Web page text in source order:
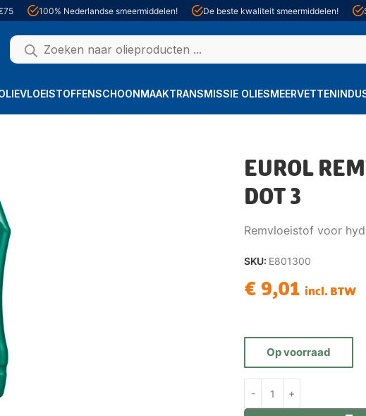
100% Nederlandse smeermiddelen! De beste kwaliteit smeermiddelen!
VLOEISTOFFENSCHOONMAAKTRANSMISSIE OLIESMEERVETTEN
EUROL
DOT 3
Remvloeistof voor
SKU: E801300
€ 9,01 incl. BTW
Op voorraad